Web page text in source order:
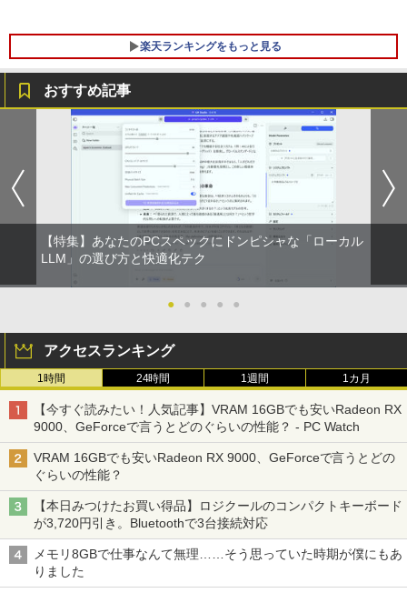
楽天ランキングをもっと見る
PHILIPS 241V8 LED液晶モニター 23.8
インチワイド ブラック 1920×1080 （フ
ルHD）16:9 IPSパネル 非光沢 ノングレ
ア 液晶ディスプレイ HDMI VGA VESA準
拠 PS4 switch 対応 スイッチ 【中古】
￥6,500
2
【期間限定10%OFFクーポン 8/12 10時
まで】 モニター 21.5型 液晶ディスプレ
モニター 壁掛け フリッカーレス FreeSy
nc 21.5インチ 角度調節 FullHD ブルー
ライトカット VAパネル VESAフル FHD
ノングレア MAXZEN JM22CH02
￥9,480
A-EA2 NT133WHM-N35 NT133WHM-N4
5 NT133WHM-N46 NT133WHM-N47 BO
E07AE BOE07AD BOE07C0 BOE0800
対応 1366x768 WXGA LED LCD 液晶デ
ィスプレイ 修理交換用液晶パネル
BARFOUT! SPECIAL EDITION EARLY
AUTUMN 2026 / TIME TRAVEL 岩本 照
（Snow Man） [ ブラウンズブックス ]
￥1,870
＆Premium特別編集 台湾、街歩きガイ
￥1,879
3 からだの厚みを薄くする [ 土屋元明 ]
￥1,540
4
ピアノ 楽譜 カプースチン | 8つの演奏会
用エチュード 作品40 | 8 Concert Studie
s Op.40
おすすめ記事
【特集】あなたのPCスペックにドンピシャな「ローカル
LLM」の選び方と快適化テク
● ● ● ● ●
アクセスランキング
1時間 24時間 1週間 1カ月
【今すぐ読みたい！人気記事】VRAM 16GBでも安いRadeon RX
9000、GeForceで言うとどのぐらいの性能？ - PC Watch
VRAM 16GBでも安いRadeon RX 9000、GeForceで言うとどの
ぐらいの性能？
【本日みつけたお買い得品】ロジクールのコンパクトキーボード
が3,720円引き。Bluetoothで3台接続対応
メモリ8GBで仕事なんて無理……そう思っていた時期が僕にもあ
りました